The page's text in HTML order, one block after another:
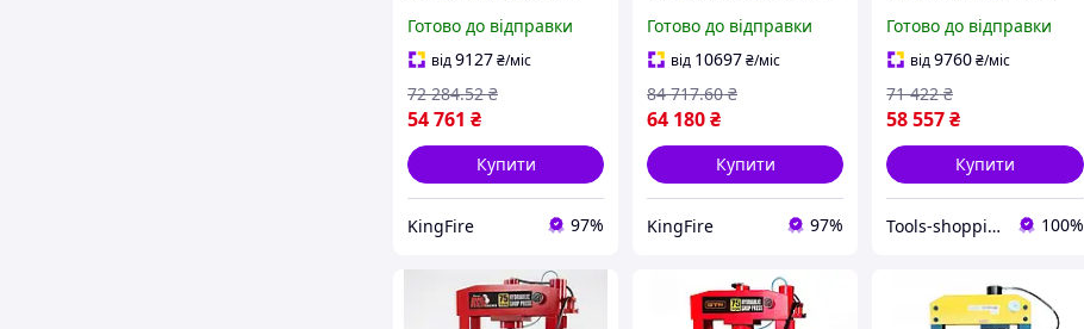
для ремонту та
пресування деталей
потужний гідравлічний
інструме FIR41_R
Готово до відправки
від9127₴/міс
54 761 ₴
72 284.52 ₴
Купити
KingFire 97%
для СТО та автосервісів
пресування
підшипників та втулок
FIR41_R
Готово до відправки
від 10697₴/міс
64 180₴
84 717.60 ₴
Купити
KingFire 97%
манометром (32773)
Готово до відправки
від9760₴/міс
58 557₴
71 422 ₴
Купити
Tools-shopping 100%